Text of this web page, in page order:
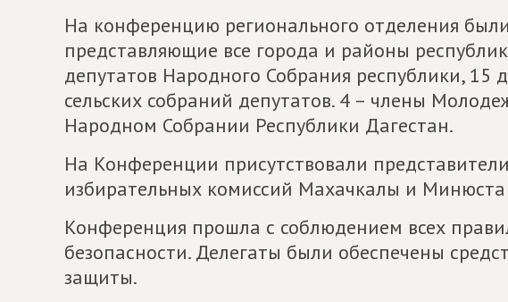
На конференцию регионального отделения
представляющие все города и районы
депутатов Народного Собрания республики, 15
сельских собраний депутатов. 4 – члены
Народном Собрании Республики Дагестан.
На Конференции присутствовали
избирательных комиссий Махачкалы и
Конференция прошла с соблюдением всех
безопасности. Делегаты были обеспечены
защиты.